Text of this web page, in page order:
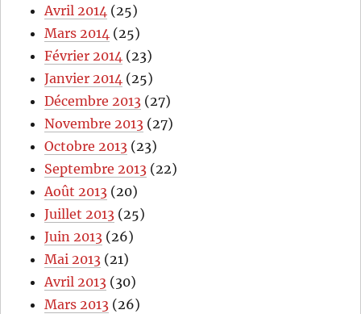
Avril 2014 (25)
Mars 2014 (25)
Février 2014 (23)
Janvier 2014 (25)
Décembre 2013 (27)
Novembre 2013 (27)
Octobre 2013 (23)
Septembre 2013 (22)
Août 2013 (20)
Juillet 2013 (25)
Juin 2013 (26)
Mai 2013 (21)
Avril 2013 (30)
Mars 2013 (26)